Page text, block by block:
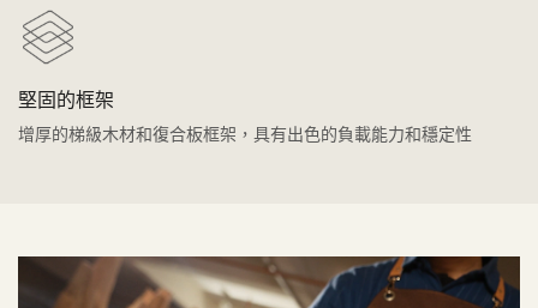
堅固的框架
增厚的梯級木材和復合板框架，具有出色的負載能力和穩定性